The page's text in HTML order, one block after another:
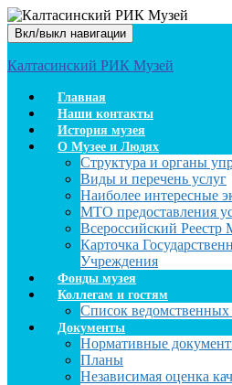
Вкл/выкл навигации
Калтасинский РИК Музей
Главная
Наши контакты
История музея
О Музее и Людях
Структура и органы
Виды и перечень услуг
Наиболее интересные
МТО предоставления
Всероссийский Реестр
Карточка
Учреждения
Фонды музея
Коллегам и гостям
Список ведомственных
Документы
Нормативные
Планы
Независимая оценка